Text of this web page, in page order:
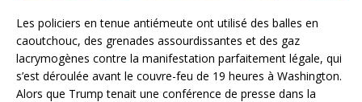
Les policiers en tenue antiémeute ont utilisé des balles en
caoutchouc, des grenades assourdissantes et des gaz
lacrymogènes contre la manifestation parfaitement légale, qui
s’est déroulée avant le couvre-feu de 19 heures à Washington.
Alors que Trump tenait une conférence de presse dans la